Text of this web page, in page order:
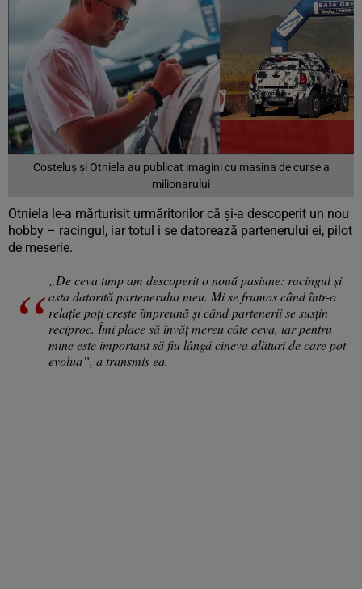
Costeluș și Otniela au publicat imagini cu masina de curse a
milionarului
Otniela le-a mărturisit urmăritorilor că și-a descoperit un nou
hobby – racingul, iar totul i se datorează partenerului ei, pilot
de meserie.
„De ceva timp am descoperit o nouă pasiune: racingul și
asta datorită partenerului meu. Mi se frumos când într-o
relație poți crește împreună și când partenerii se susțin
reciproc. Îmi place să învăț mereu câte ceva, iar pentru
mine este important să fiu lângă cineva alături de care pot
evolua”, a transmis ea.